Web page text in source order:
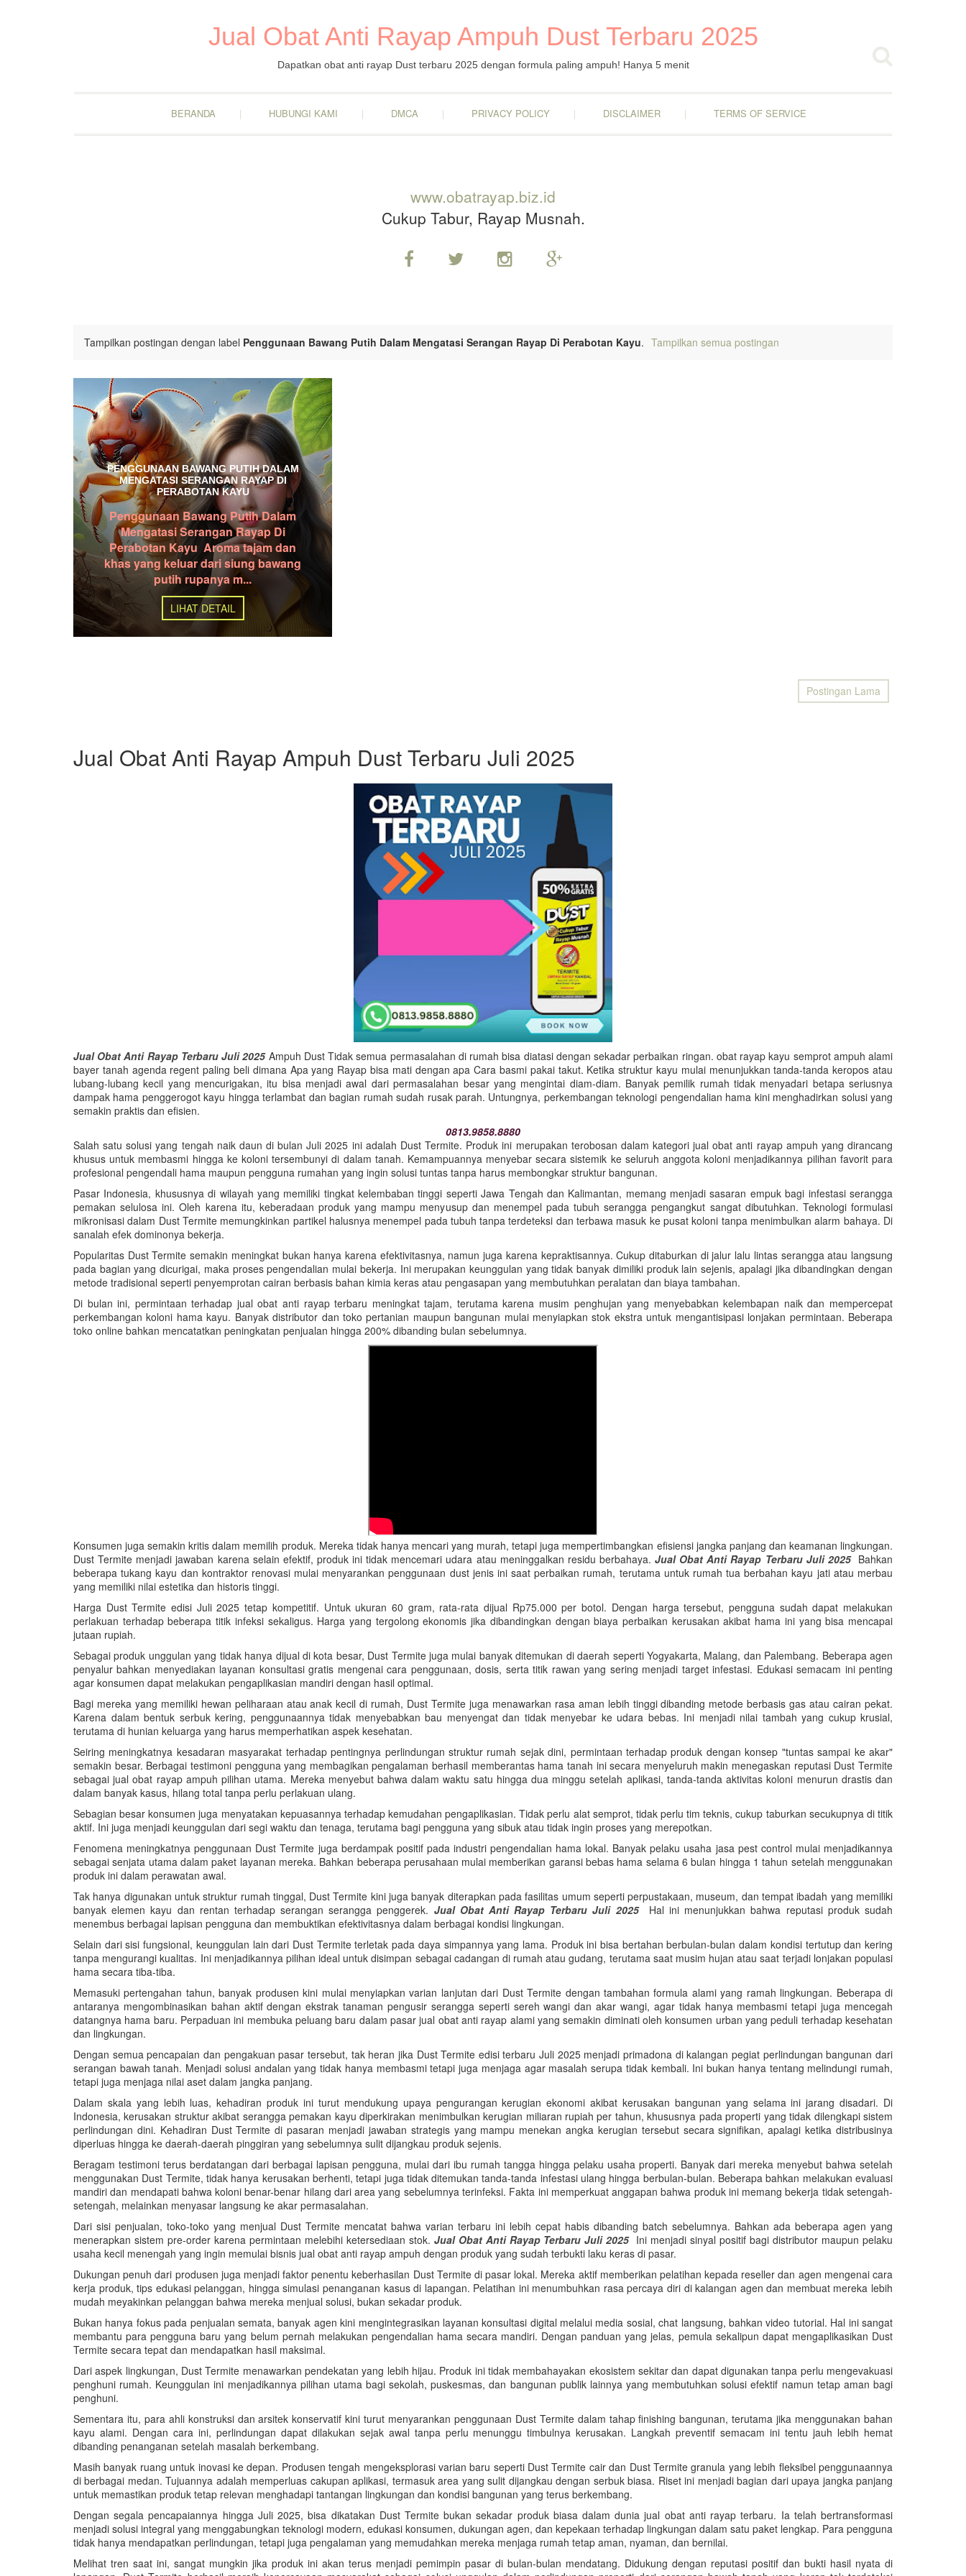
Jual Obat Anti Rayap Ampuh Dust Terbaru 2025
Dapatkan obat anti rayap Dust terbaru 2025 dengan formula paling ampuh! Hanya 5 menit
BERANDA HUBUNGI KAMI DMCA PRIVACY POLICY DISCLAIMER TERMS OF SERVICE
www.obatrayap.biz.id
Cukup Tabur, Rayap Musnah.
Tampilkan postingan dengan label Penggunaan Bawang Putih Dalam Mengatasi Serangan Rayap Di Perabotan Kayu. Tampilkan semua postingan
PENGGUNAAN BAWANG PUTIH DALAM
MENGATASI SERANGAN RAYAP DI
PERABOTAN KAYU
Penggunaan Bawang Putih Dalam
Mengatasi Serangan Rayap Di
Perabotan Kayu Aroma tajam dan
khas yang keluar dari siung bawang
putih rupanya m...
LIHAT DETAIL
Postingan Lama
Jual Obat Anti Rayap Ampuh Dust Terbaru Juli 2025
Jual Obat Anti Rayap Terbaru Juli 2025Ampuh Dust Tidak semua permasalahan di rumah bisa diatasi dengan sekadar perbaikan ringan. obat rayap kayu semprot ampuh alami
bayer tanah agenda regent paling beli dimana Apa yang Rayap bisa mati dengan apa Cara basmi pakai takut. Ketika struktur kayu mulai menunjukkan tanda-tanda keropos atau
lubang-lubang kecil yang mencurigakan, itu bisa menjadi awal dari permasalahan besar yang mengintai diam-diam. Banyak pemilik rumah tidak menyadari betapa seriusnya
dampak hama penggerogot kayu hingga terlambat dan bagian rumah sudah rusak parah. Untungnya, perkembangan teknologi pengendalian hama kini menghadirkan solusi yang
semakin praktis dan efisien.
0813.9858.8880
Salah satu solusi yang tengah naik daun di bulan Juli 2025 ini adalah Dust Termite. Produk ini merupakan terobosan dalam kategori jual obat anti rayap ampuh yang dirancang
khusus untuk membasmi hingga ke koloni tersembunyi di dalam tanah. Kemampuannya menyebar secara sistemik ke seluruh anggota koloni menjadikannya pilihan favorit para
profesional pengendali hama maupun pengguna rumahan yang ingin solusi tuntas tanpa harus membongkar struktur bangunan.
Pasar Indonesia, khususnya di wilayah yang memiliki tingkat kelembaban tinggi seperti Jawa Tengah dan Kalimantan, memang menjadi sasaran empuk bagi infestasi serangga
pemakan selulosa ini. Oleh karena itu, keberadaan produk yang mampu menyusup dan menempel pada tubuh serangga pengangkut sangat dibutuhkan. Teknologi formulasi
mikronisasi dalam Dust Termite memungkinkan partikel halusnya menempel pada tubuh tanpa terdeteksi dan terbawa masuk ke pusat koloni tanpa menimbulkan alarm bahaya. Di
sanalah efek dominonya bekerja.
Popularitas Dust Termite semakin meningkat bukan hanya karena efektivitasnya, namun juga karena kepraktisannya. Cukup ditaburkan di jalur lalu lintas serangga atau langsung
pada bagian yang dicurigai, maka proses pengendalian mulai bekerja. Ini merupakan keunggulan yang tidak banyak dimiliki produk lain sejenis, apalagi jika dibandingkan dengan
metode tradisional seperti penyemprotan cairan berbasis bahan kimia keras atau pengasapan yang membutuhkan peralatan dan biaya tambahan.
Di bulan ini, permintaan terhadap jual obat anti rayap terbaru meningkat tajam, terutama karena musim penghujan yang menyebabkan kelembapan naik dan mempercepat
perkembangan koloni hama kayu. Banyak distributor dan toko pertanian maupun bangunan mulai menyiapkan stok ekstra untuk mengantisipasi lonjakan permintaan. Beberapa
toko online bahkan mencatatkan peningkatan penjualan hingga 200% dibanding bulan sebelumnya.
Konsumen juga semakin kritis dalam memilih produk. Mereka tidak hanya mencari yang murah, tetapi juga mempertimbangkan efisiensi jangka panjang dan keamanan lingkungan.
Dust Termite menjadi jawaban karena selain efektif, produk ini tidak mencemari udara atau meninggalkan residu berbahaya. Jual Obat Anti Rayap Terbaru Juli 2025Bahkan
beberapa tukang kayu dan kontraktor renovasi mulai menyarankan penggunaan dust jenis ini saat perbaikan rumah, terutama untuk rumah tua berbahan kayu jati atau merbau
yang memiliki nilai estetika dan historis tinggi.
Harga Dust Termite edisi Juli 2025 tetap kompetitif. Untuk ukuran 60 gram, rata-rata dijual Rp75.000 per botol. Dengan harga tersebut, pengguna sudah dapat melakukan
perlakuan terhadap beberapa titik infeksi sekaligus. Harga yang tergolong ekonomis jika dibandingkan dengan biaya perbaikan kerusakan akibat hama ini yang bisa mencapai
jutaan rupiah.
Sebagai produk unggulan yang tidak hanya dijual di kota besar, Dust Termite juga mulai banyak ditemukan di daerah seperti Yogyakarta, Malang, dan Palembang. Beberapa agen
penyalur bahkan menyediakan layanan konsultasi gratis mengenai cara penggunaan, dosis, serta titik rawan yang sering menjadi target infestasi. Edukasi semacam ini penting
agar konsumen dapat melakukan pengaplikasian mandiri dengan hasil optimal.
Bagi mereka yang memiliki hewan peliharaan atau anak kecil di rumah, Dust Termite juga menawarkan rasa aman lebih tinggi dibanding metode berbasis gas atau cairan pekat.
Karena dalam bentuk serbuk kering, penggunaannya tidak menyebabkan bau menyengat dan tidak menyebar ke udara bebas. Ini menjadi nilai tambah yang cukup krusial,
terutama di hunian keluarga yang harus memperhatikan aspek kesehatan.
Seiring meningkatnya kesadaran masyarakat terhadap pentingnya perlindungan struktur rumah sejak dini, permintaan terhadap produk dengan konsep "tuntas sampai ke akar"
semakin besar. Berbagai testimoni pengguna yang membagikan pengalaman berhasil memberantas hama tanah ini secara menyeluruh makin menegaskan reputasi Dust Termite
sebagai jual obat rayap ampuh pilihan utama. Mereka menyebut bahwa dalam waktu satu hingga dua minggu setelah aplikasi, tanda-tanda aktivitas koloni menurun drastis dan
dalam banyak kasus, hilang total tanpa perlu perlakuan ulang.
Sebagian besar konsumen juga menyatakan kepuasannya terhadap kemudahan pengaplikasian. Tidak perlu alat semprot, tidak perlu tim teknis, cukup taburkan secukupnya di titik
aktif. Ini juga menjadi keunggulan dari segi waktu dan tenaga, terutama bagi pengguna yang sibuk atau tidak ingin proses yang merepotkan.
Fenomena meningkatnya penggunaan Dust Termite juga berdampak positif pada industri pengendalian hama lokal. Banyak pelaku usaha jasa pest control mulai menjadikannya
sebagai senjata utama dalam paket layanan mereka. Bahkan beberapa perusahaan mulai memberikan garansi bebas hama selama 6 bulan hingga 1 tahun setelah menggunakan
produk ini dalam perawatan awal.
Tak hanya digunakan untuk struktur rumah tinggal, Dust Termite kini juga banyak diterapkan pada fasilitas umum seperti perpustakaan, museum, dan tempat ibadah yang memiliki
banyak elemen kayu dan rentan terhadap serangan serangga penggerek. Jual Obat Anti Rayap Terbaru Juli 2025Hal ini menunjukkan bahwa reputasi produk sudah
menembus berbagai lapisan pengguna dan membuktikan efektivitasnya dalam berbagai kondisi lingkungan.
Selain dari sisi fungsional, keunggulan lain dari Dust Termite terletak pada daya simpannya yang lama. Produk ini bisa bertahan berbulan-bulan dalam kondisi tertutup dan kering
tanpa mengurangi kualitas. Ini menjadikannya pilihan ideal untuk disimpan sebagai cadangan di rumah atau gudang, terutama saat musim hujan atau saat terjadi lonjakan populasi
hama secara tiba-tiba.
Memasuki pertengahan tahun, banyak produsen kini mulai menyiapkan varian lanjutan dari Dust Termite dengan tambahan formula alami yang ramah lingkungan. Beberapa di
antaranya mengombinasikan bahan aktif dengan ekstrak tanaman pengusir serangga seperti sereh wangi dan akar wangi, agar tidak hanya membasmi tetapi juga mencegah
datangnya hama baru. Perpaduan ini membuka peluang baru dalam pasar jual obat anti rayap alami yang semakin diminati oleh konsumen urban yang peduli terhadap kesehatan
dan lingkungan.
Dengan semua pencapaian dan pengakuan pasar tersebut, tak heran jika Dust Termite edisi terbaru Juli 2025 menjadi primadona di kalangan pegiat perlindungan bangunan dari
serangan bawah tanah. Menjadi solusi andalan yang tidak hanya membasmi tetapi juga menjaga agar masalah serupa tidak kembali. Ini bukan hanya tentang melindungi rumah,
tetapi juga menjaga nilai aset dalam jangka panjang.
Dalam skala yang lebih luas, kehadiran produk ini turut mendukung upaya pengurangan kerugian ekonomi akibat kerusakan bangunan yang selama ini jarang disadari. Di
Indonesia, kerusakan struktur akibat serangga pemakan kayu diperkirakan menimbulkan kerugian miliaran rupiah per tahun, khususnya pada properti yang tidak dilengkapi sistem
perlindungan dini. Kehadiran Dust Termite di pasaran menjadi jawaban strategis yang mampu menekan angka kerugian tersebut secara signifikan, apalagi ketika distribusinya
diperluas hingga ke daerah-daerah pinggiran yang sebelumnya sulit dijangkau produk sejenis.
Beragam testimoni terus berdatangan dari berbagai lapisan pengguna, mulai dari ibu rumah tangga hingga pelaku usaha properti. Banyak dari mereka menyebut bahwa setelah
menggunakan Dust Termite, tidak hanya kerusakan berhenti, tetapi juga tidak ditemukan tanda-tanda infestasi ulang hingga berbulan-bulan. Beberapa bahkan melakukan evaluasi
mandiri dan mendapati bahwa koloni benar-benar hilang dari area yang sebelumnya terinfeksi. Fakta ini memperkuat anggapan bahwa produk ini memang bekerja tidak setengah-
setengah, melainkan menyasar langsung ke akar permasalahan.
Dari sisi penjualan, toko-toko yang menjual Dust Termite mencatat bahwa varian terbaru ini lebih cepat habis dibanding batch sebelumnya. Bahkan ada beberapa agen yang
menerapkan sistem pre-order karena permintaan melebihi ketersediaan stok. Jual Obat Anti Rayap Terbaru Juli 2025Ini menjadi sinyal positif bagi distributor maupun pelaku
usaha kecil menengah yang ingin memulai bisnis jual obat anti rayap ampuh dengan produk yang sudah terbukti laku keras di pasar.
Dukungan penuh dari produsen juga menjadi faktor penentu keberhasilan Dust Termite di pasar lokal. Mereka aktif memberikan pelatihan kepada reseller dan agen mengenai cara
kerja produk, tips edukasi pelanggan, hingga simulasi penanganan kasus di lapangan. Pelatihan ini menumbuhkan rasa percaya diri di kalangan agen dan membuat mereka lebih
mudah meyakinkan pelanggan bahwa mereka menjual solusi, bukan sekadar produk.
Bukan hanya fokus pada penjualan semata, banyak agen kini mengintegrasikan layanan konsultasi digital melalui media sosial, chat langsung, bahkan video tutorial. Hal ini sangat
membantu para pengguna baru yang belum pernah melakukan pengendalian hama secara mandiri. Dengan panduan yang jelas, pemula sekalipun dapat mengaplikasikan Dust
Termite secara tepat dan mendapatkan hasil maksimal.
Dari aspek lingkungan, Dust Termite menawarkan pendekatan yang lebih hijau. Produk ini tidak membahayakan ekosistem sekitar dan dapat digunakan tanpa perlu mengevakuasi
penghuni rumah. Keunggulan ini menjadikannya pilihan utama bagi sekolah, puskesmas, dan bangunan publik lainnya yang membutuhkan solusi efektif namun tetap aman bagi
penghuni.
Sementara itu, para ahli konstruksi dan arsitek konservatif kini turut menyarankan penggunaan Dust Termite dalam tahap finishing bangunan, terutama jika menggunakan bahan
kayu alami. Dengan cara ini, perlindungan dapat dilakukan sejak awal tanpa perlu menunggu timbulnya kerusakan. Langkah preventif semacam ini tentu jauh lebih hemat
dibanding penanganan setelah masalah berkembang.
Masih banyak ruang untuk inovasi ke depan. Produsen tengah mengeksplorasi varian baru seperti Dust Termite cair dan Dust Termite granula yang lebih fleksibel penggunaannya
di berbagai medan. Tujuannya adalah memperluas cakupan aplikasi, termasuk area yang sulit dijangkau dengan serbuk biasa. Riset ini menjadi bagian dari upaya jangka panjang
untuk memastikan produk tetap relevan menghadapi tantangan lingkungan dan kondisi bangunan yang terus berkembang.
Dengan segala pencapaiannya hingga Juli 2025, bisa dikatakan Dust Termite bukan sekadar produk biasa dalam dunia jual obat anti rayap terbaru. Ia telah bertransformasi
menjadi solusi integral yang menggabungkan teknologi modern, edukasi konsumen, dukungan agen, dan kepekaan terhadap lingkungan dalam satu paket lengkap. Para pengguna
tidak hanya mendapatkan perlindungan, tetapi juga pengalaman yang memudahkan mereka menjaga rumah tetap aman, nyaman, dan bernilai.
Melihat tren saat ini, sangat mungkin jika produk ini akan terus menjadi pemimpin pasar di bulan-bulan mendatang. Didukung dengan reputasi positif dan bukti hasil nyata di